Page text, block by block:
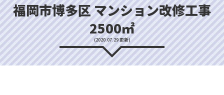
福岡市博多区 マンション改修工事
2500㎡
(2020.07.29 更新)